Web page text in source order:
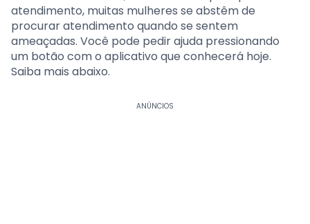
atendimento, muitas mulheres se abstêm de
procurar atendimento quando se sentem
ameaçadas. Você pode pedir ajuda pressionando
um botão com o aplicativo que conhecerá hoje.
Saiba mais abaixo.
ANÚNCIOS